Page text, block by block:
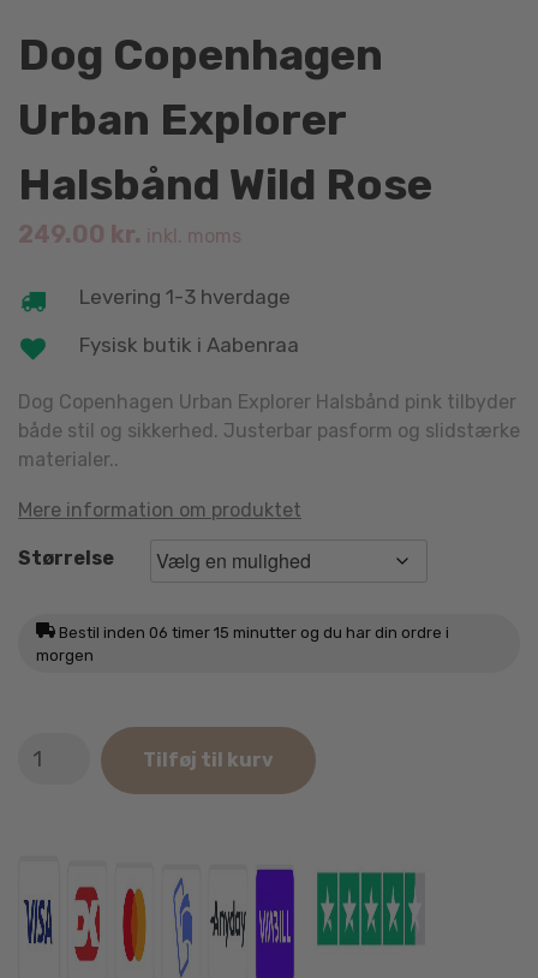
Dog Copenhagen
Urban Explorer
Halsbånd Wild Rose
249.00 kr. inkl. moms
Levering 1-3 hverdage
Fysisk butik i Aabenraa
Dog Copenhagen Urban Explorer Halsbånd pink tilbyder
både stil og sikkerhed. Justerbar pasform og slidstærke
materialer..
Mere information om produktet
Størrelse
Bestil inden 06 timer 14 minutter og du har din ordre i
morgen
Copenhagen
antal
Tilføj til kurv